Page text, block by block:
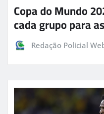
Copa do Mundo
cada grupo para
Redação Policial